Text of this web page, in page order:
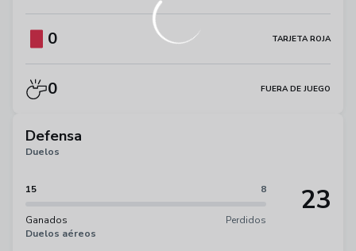
0 TARJETA ROJA
0 FUERA DE JUEGO
Defensa
Duelos
15 8
Ganados Perdidos
23
Duelos aéreos